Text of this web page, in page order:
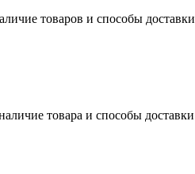
товаров и способы доставки
товара и способы доставки